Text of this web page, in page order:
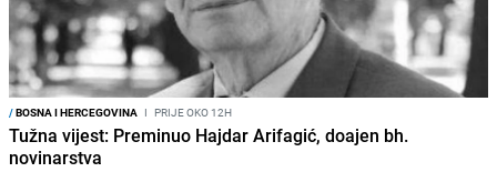
/BOSNA I HERCEGOVINA I PRIJE OKO 12H
Tužna vijest: Preminuo Hajdar Arifagić, doajen bh.
novinarstva